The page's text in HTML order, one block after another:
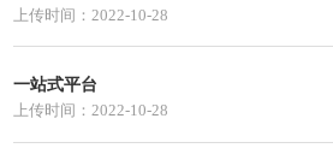
上传时间：2022-10-28
一站式平台
上传时间：2022-10-28